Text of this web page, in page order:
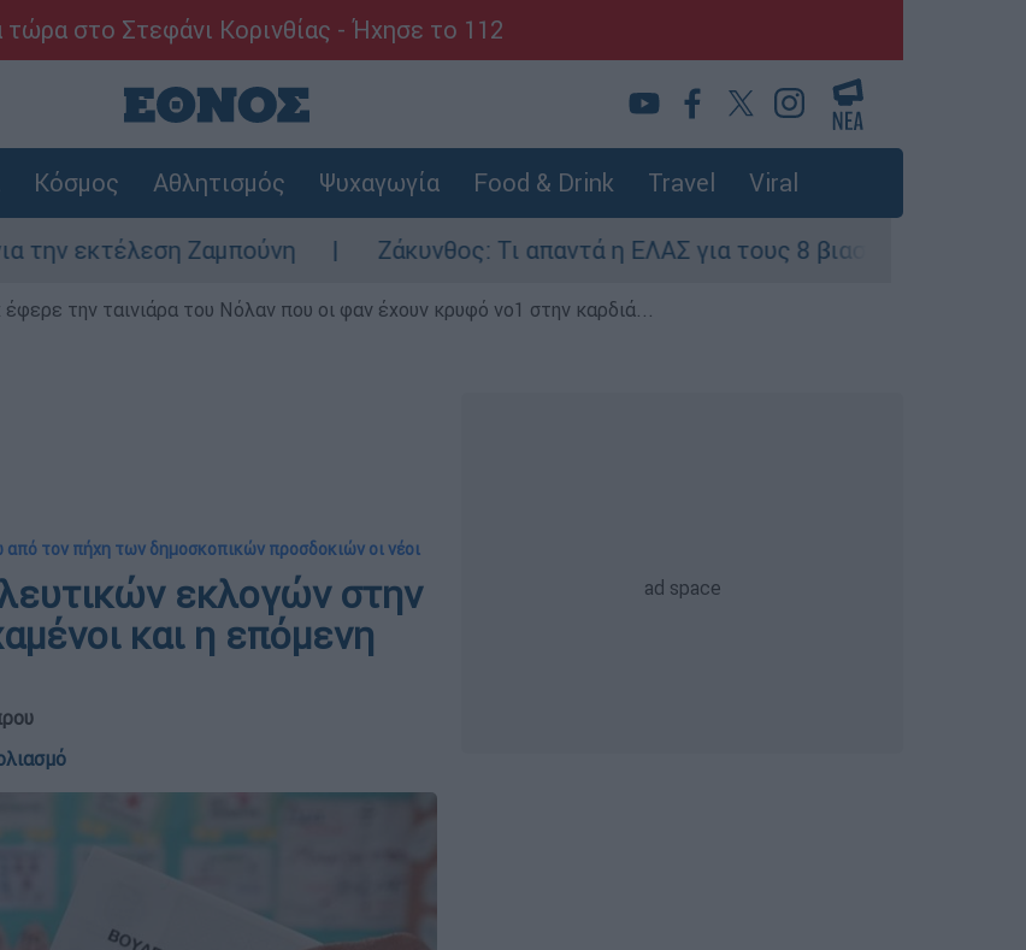
στο Στεφάνι Κορινθίας - Ήχησε το 112
Κόσμος Αθλητισμός Ψυχαγωγία Food & Drink Travel Viral
Ζαμπούνη Ζάκυνθος: Τι απαντά η ΕΛΑΣ για τους 8 βιασμούς τουριστριών -
την ταινιάρα του Νόλαν που οι φαν έχουν κρυφό νο1 στην καρδιά...
από τον πήχη των δημοσκοπικών προσδοκιών οι νέοι
εκλογών στην
και η επόμενη